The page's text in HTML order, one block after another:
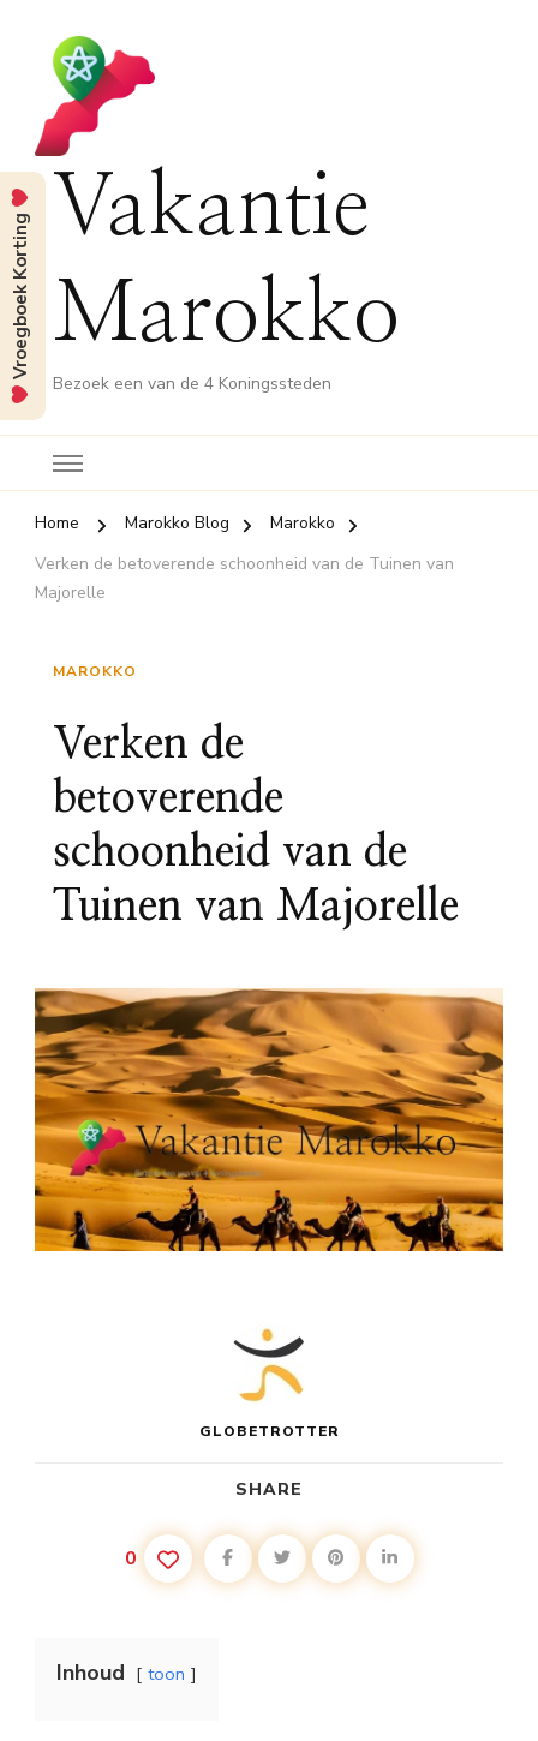
Vakantie
Marokko
Bezoek een van de 4 Koningssteden
Home Marokko Blog
Marokko
Verken de betoverende schoonheid van de Tuinen van
Majorelle
MAROKKO
Verken de
betoverende
schoonheid van de
Tuinen van Majorelle
GLOBETROTTER
SHARE
0
Inhoud toon
Vroegboek Korting